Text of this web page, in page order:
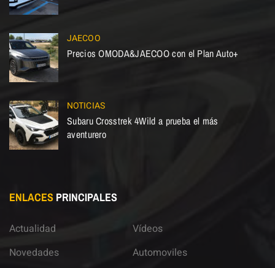
JAECOO
Precios OMODA&JAECOO con el Plan Auto+
NOTICIAS
Subaru Crosstrek 4Wild a prueba el más
aventurero
ENLACES PRINCIPALES
Actualidad
Novedades
Vídeos
Automoviles